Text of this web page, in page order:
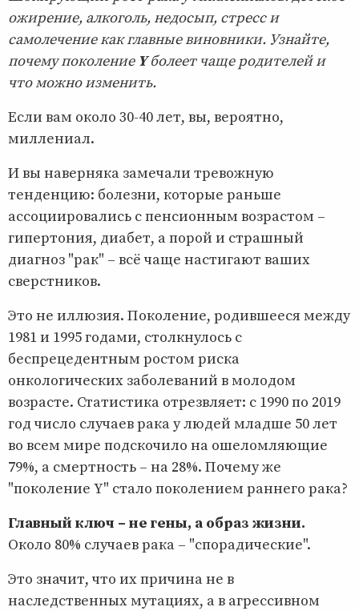
ожирение, алкоголь, недосып, стресс и
самолечение как главные виновники. Узнайте,
почему поколение Yболеет чаще родителей и
что можно изменить.
Если вам около 30-40 лет, вы, вероятно,
миллениал.
И вы наверняка замечали тревожную
тенденцию: болезни, которые раньше
ассоциировались с пенсионным возрастом –
гипертония, диабет, а порой и страшный
диагноз "рак" – всё чаще настигают ваших
сверстников.
Это не иллюзия. Поколение, родившееся между
1981 и 1995 годами, столкнулось с
беспрецедентным ростом риска
онкологических заболеваний в молодом
возрасте. Статистика отрезвляет: с 1990 по 2019
год число случаев рака у людей младше 50 лет
во всем мире подскочило на ошеломляющие
79%, а смертность – на 28%. Почему же
"поколение Y" стало поколением раннего рака?
Главный ключ – не гены, а образ жизни.
Около 80% случаев рака – "спорадические".
Это значит, что их причина не в
наследственных мутациях, а в агрессивном